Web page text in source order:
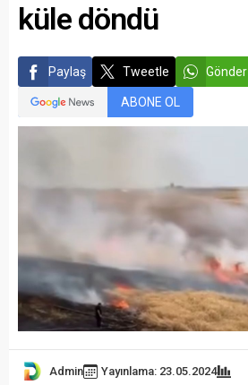
küle döndü
Paylaş Tweetle Gönder
ABONE OL
Admin Yayınlama: 23.05.2024